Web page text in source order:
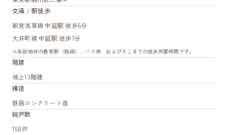
交通 / 駅徒歩
都営浅草線 中延駅 徒歩5分
大井町線 中延駅 徒歩7分
※当該物件の最寄駅（路線）、バス停、およびそこまでの徒歩所要時間です。
階建
地上13階建
構造
鉄筋コンクリート造
総戸数
158戸